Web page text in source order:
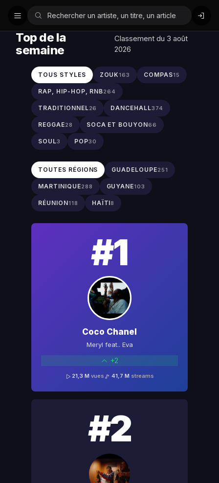
Top de la
semaine
Classement du 3 août
2026
TOUS STYLES ZOUK163 COMPAS15
RAP, HIP-HOP, RNB264
TRADITIONNEL26 DANCEHALL374
REGGAE28 SOCA ET BOUYON66
SOUL3 POP30
TOUTES RÉGIONS GUADELOUPE251
MARTINIQUE288 GUYANE103
RÉUNION118 HAÏTI8
#2
#1
Coco Chanel
Meryl feat.. Eva
+2
21,3 M vues 41,7 M streams